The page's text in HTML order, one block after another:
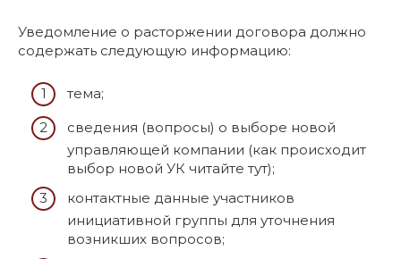
Уведомление о расторжении договора должно
содержать следующую информацию:
тема;
сведения (вопросы) о выборе новой
управляющей компании (как происходит
выбор новой УК читайте тут);
контактные данные участников
инициативной группы для уточнения
возникших вопросов;